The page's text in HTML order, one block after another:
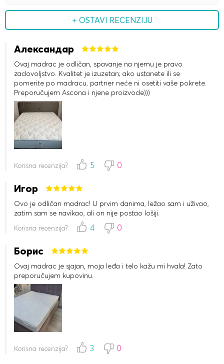
+ OSTAVI RECENZIJU
Александар
Ovaj madrac je odličan, spavanje na njemu je pravo
zadovoljstvo. Kvalitet je izuzetan; ako ustanete ili se
pomerite po madracu, partner neće ni osetiti vaše pokrete.
Preporučujem Ascona i njene proizvode)))
Korisna recenzija? 5 0
Игор
Ovo je odličan madrac! U prvim danima, ležao sam i uživao,
zatim sam se navikao, ali on nije postao lošiji.
Korisna recenzija? 4 0
Борис
Ovaj madrac je sjajan, moja leđa i telo kažu mi hvala! Zato
preporučujem kupovinu.
Korisna recenzija? 3 0